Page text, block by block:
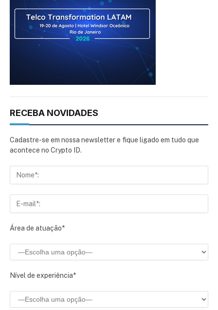
RECEBA NOVIDADES
Cadastre-se em nossa newsletter e fique ligado em tudo que
acontece no Crypto ID.
Área de atuação*
Nível de experiência*